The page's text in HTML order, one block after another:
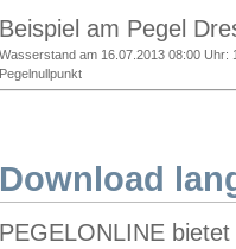
Beispiel am Pegel
Wasserstand am 16.07.2013 08:00 Uhr:
Pegelnullpunkt
Download
PEGELONLINE